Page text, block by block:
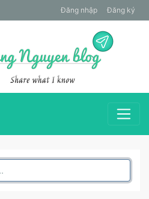
Đăng nhập Đăng ký